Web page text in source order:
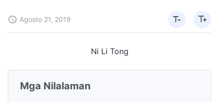
Agosto 21, 2019
Ni Li Tong
Mga Nilalaman